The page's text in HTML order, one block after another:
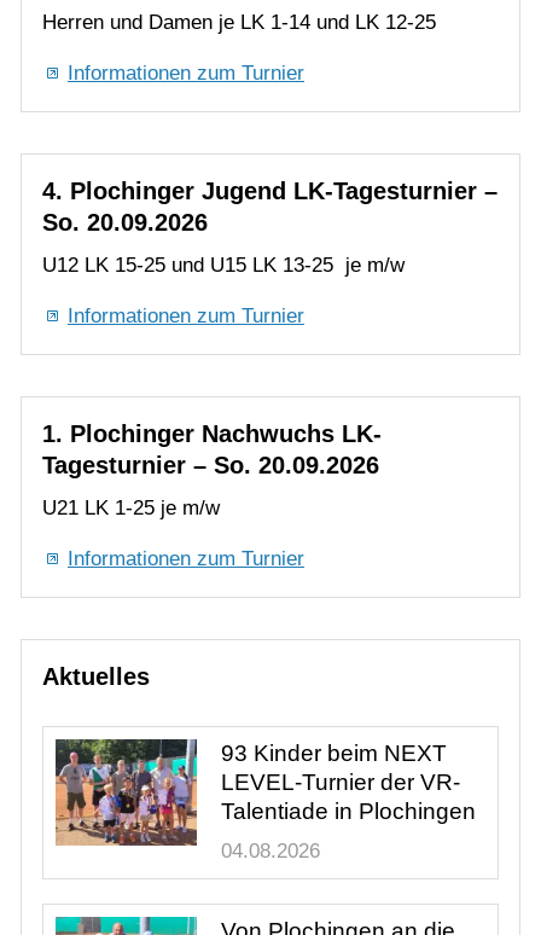
So. 20.09.2026
U12 LK 15-25 und U15 LK 13-25 je m/w
Tagesturnier – So. 20.09.2026
U21 LK 1-25 je m/w
93 Kinder beim NEXT
LEVEL-Turnier der VR-
Von Plochingen an die
Spitze Deutschlands und
zurück nach Plochingen
03.08.2026